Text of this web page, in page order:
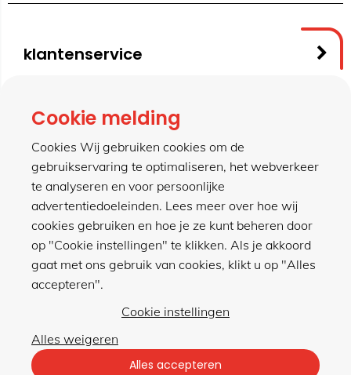
klantenservice
contact
meer van hillen
winkel
Algemene voorwaarden
Cookie melding
Cookies Wij gebruiken cookies om de
gebruikservaring te optimaliseren, het webverkeer
te analyseren en voor persoonlijke
advertentiedoeleinden. Lees meer over hoe wij
cookies gebruiken en hoe je ze kunt beheren door
op "Cookie instellingen" te klikken. Als je akkoord
gaat met ons gebruik van cookies, klikt u op "Alles
accepteren".
Cookie instellingen
Alles weigeren
Alles accepteren